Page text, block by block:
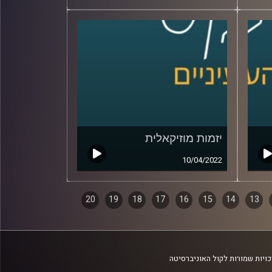
יזמות מוזיקאלית
10/04/2022
13
14
15
16
17
18
19
20
שמורות לקול האוניברסיטה